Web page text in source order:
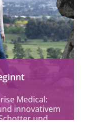
Medical:
innovativem
und